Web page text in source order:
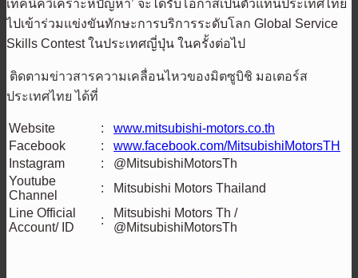
เทคนิควิเคราะห์ปัญหา’ จะได้รับโอกาสเป็นตัวแทนประเทศไทย
ไปเข้าร่วมแข่งขันทักษะการบริการระดับโลก Global Service
Skills Contest ในประเทศญี่ปุ่น ในครั้งต่อไป
ติดตามข่าวสารความเคลื่อนไหวของมิตซูบิชิ มอเตอร์ส
ประเทศไทย ได้ที่
Website :
www.mitsubishi-motors.co.th
Facebook
:
www.facebook.com/MitsubishiMotorsTH
Instagram
:
@MitsubishiMotorsTh
Youtube
Channel
:
Mitsubishi Motors Thailand
Line Official
Account/ ID
:
Mitsubishi Motors Th /
@MitsubishiMotorsTh